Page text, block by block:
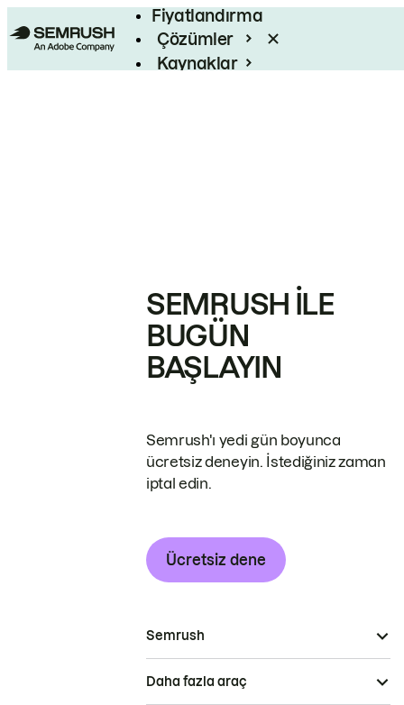
Fiyatlandırma
Çözümler
Kaynaklar
SEMRUSH ILE
BUGÜN
BAŞLAYIN
Semrush'ı yedi gün boyunca
ücretsiz deneyin. İstediğiniz zaman
iptal edin.
Ücretsiz dene
Semrush
Daha fazla araç